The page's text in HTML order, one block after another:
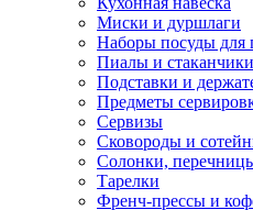
Миски и дуршлаги
Наборы посуды для
Пиалы и стаканчики
Подставки и
Предметы
Сервизы
Сковороды и
Солонки,
Тарелки
Френч-прессы и